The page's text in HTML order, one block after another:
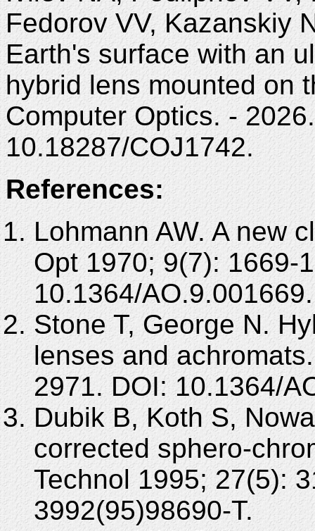
Fedorov VV, Kazanskiy
Earth's surface with an
hybrid lens mounted on
Computer Optics. -
10.18287/COJ1742.
References:
Lohmann AW. A new
Opt 1970; 9(7): 1669-
10.1364/AO.9.001669.
Stone T, George N.
lenses and
2971. DOI: 10.1364/
Dubik B, Koth S,
corrected sphero-
Technol 1995; 27(5):
3992(95)98690-T.